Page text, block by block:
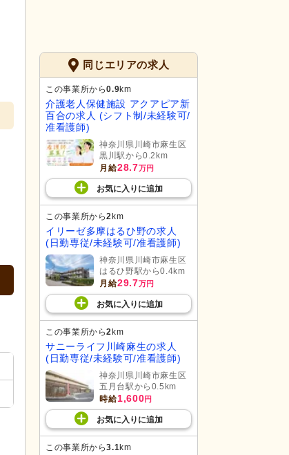
同じエリアの求人
この事業所から0.9km
介護老人保健施設 アクアピア新
百合の求人 (シフト制/未経験可/
准看護師)
神奈川県川崎市麻生区
黒川駅から0.2km
月給28.7万円
お気に入り に追加
この事業所から2km
イリーゼ多摩はるひ野の求人
(日勤専従/未経験可/准看護師)
神奈川県川崎市麻生区
はるひ野駅から0.4km
月給29.7万円
お気に入り に追加
この事業所から2km
サニーライフ川崎麻生の求人
(日勤専従/未経験可/准看護師)
神奈川県川崎市麻生区
五月台駅から0.5km
時給1,600円
お気に入り に追加
この事業所から3.1km